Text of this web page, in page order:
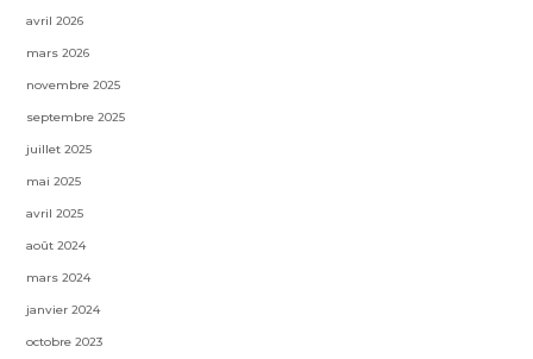
avril 2026
mars 2026
novembre 2025
septembre 2025
juillet 2025
mai 2025
avril 2025
août 2024
mars 2024
janvier 2024
octobre 2023